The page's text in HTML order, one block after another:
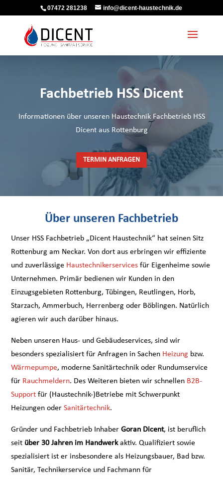
07472 281238 info@dicent-haustechnik.de
Fachbetrieb HSS Dicent
Informationen über unseren Haustechnik Fachbetrieb HSS
Dicent aus Rottenburg
TERMIN ANFRAGEN
Über unseren Fachbetrieb
Unser HSS Fachbetrieb „Dicent Haustechnik“ hat seinen Sitz
Rottenburg am Neckar. Von dort aus erbringen wir effiziente
und zuverlässige Haustechnikerservices für Eigenheime sowie
Unternehmen. Primär bedienen wir Kunden in den
Einzugsgebieten Rottenburg, Tübingen, Reutlingen, Horb,
Starzach, Ammerbuch, Herrenberg oder Böblingen. Natürlich
agieren wir auch darüber hinaus.
Neben unseren Haus- und Gebäudeservices, sind wir
besonders spezialisiert für Anfragen in Sachen Heizung bzw.
Wärmepumpe, moderne Sanitärtechnik oder Rundumservice
für Rauchmeldern. Des Weiteren bieten wir schnellen B2B-
Support für (Haustechnik-)Betriebe mit Schwerpunkt
Heizungen oderSanitärtechnik.
Gründer und Fachbetrieb InhaberGoran Dicent, ist beruflich
seit über 30 Jahren im Handwerkaktiv. Qualifiziert sowie
spezialisiert ist er insbesondere als Heizungsbauer, Bad bzw.
Sanitär, Technikerservice und Fachmann für